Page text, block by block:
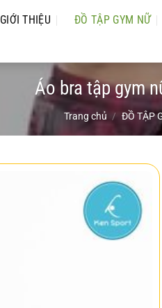
GIỚI THIỆU ĐỒ TẬP GYM NỮ
Áo bra tập gym
Trang chủ / ĐỒ TẬP